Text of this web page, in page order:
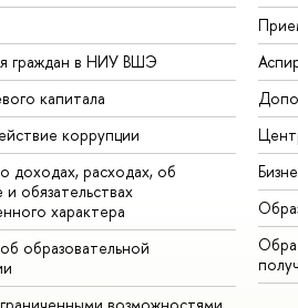
граждан в НИУ ВШЭ
капитала
коррупции
доходах, расходах, об
обязательствах
характера
образовательной